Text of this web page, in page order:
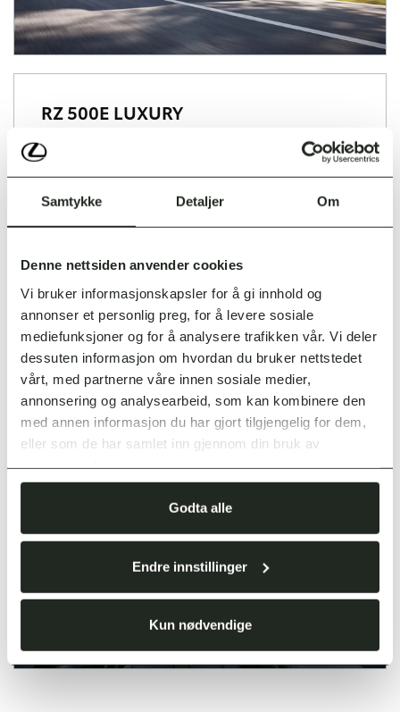
Samtykke Detaljer Om
Denne nettsiden anvender cookies
Vi bruker informasjonskapsler for å gi innhold og
annonser et personlig preg, for å levere sosiale
mediefunksjoner og for å analysere trafikken vår. Vi deler
dessuten informasjon om hvordan du bruker nettstedet
vårt, med partnerne våre innen sosiale medier,
annonsering og analysearbeid, som kan kombinere den
med annen informasjon du har gjort tilgjengelig for dem,
eller som de har samlet inn gjennom din bruk av
tjenestene deres.
Godta alle
Endre innstillinger
Kun nødvendige
RZ 500E LUXURY
Kampanjerente:
PRIVATLEIE 36 MND/45000 KM
Startleie Pris pr. mnd.*
60 000,- 8 560,-
90 000,- 7 665,-
120 000,- 6 770,-